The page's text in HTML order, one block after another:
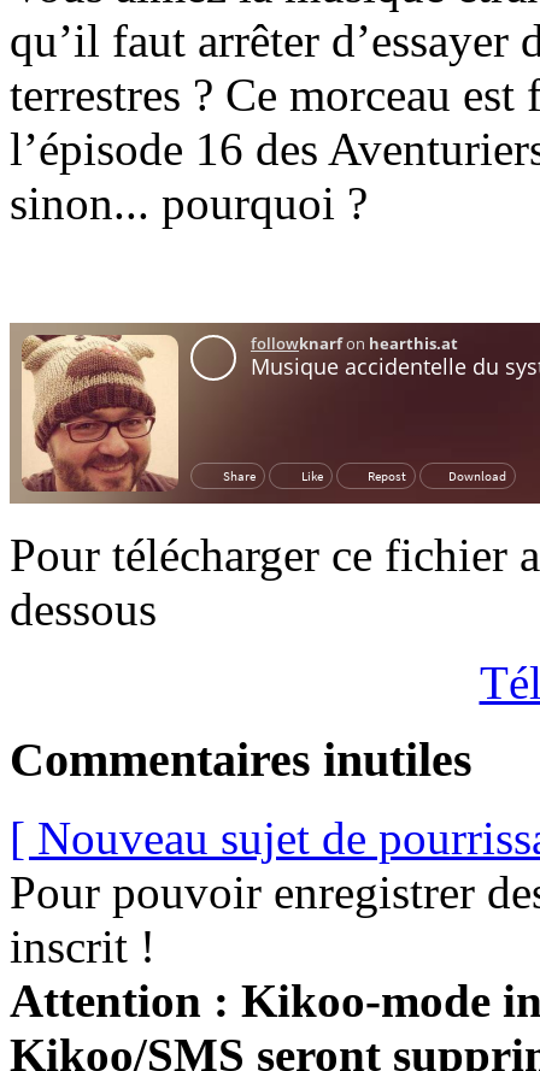
qu’il faut arrêter d’essayer
terrestres ? Ce morceau
l’épisode 16 des
sinon... pourquoi ?
Pour télécharger ce fichier
dessous
Commentaires inutiles
[ Nouveau sujet de
Pour pouvoir enregistrer
inscrit !
Attention : Kikoo-mode
Kikoo/SMS seront